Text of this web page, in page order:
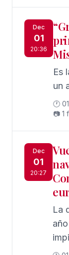
Dec
01
20:36
Es
un
🕐
📷 1
Dec
01
20:27
La